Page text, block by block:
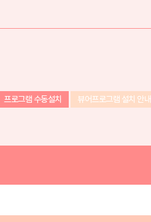
프로그램 수동설치 뷰어프로그램 설치 안내